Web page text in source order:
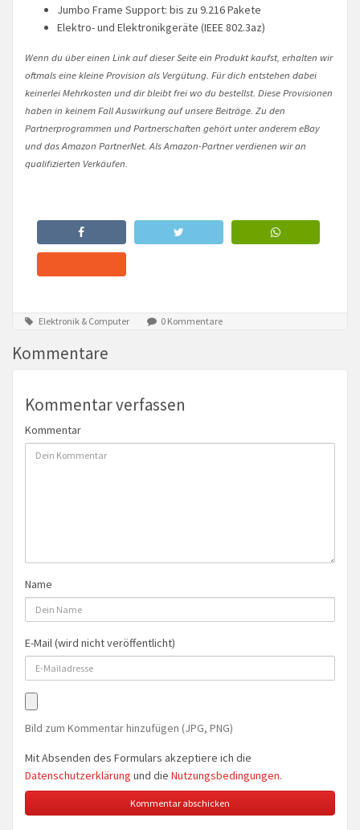
Jumbo Frame Support: bis zu 9.216 Pakete
Elektro- und Elektronikgeräte (IEEE 802.3az)
Wenn du über einen Link auf dieser Seite ein Produkt kaufst, erhalten wir
oftmals eine kleine Provision als Vergütung. Für dich entstehen dabei
keinerlei Mehrkosten und dir bleibt frei wo du bestellst. Diese Provisionen
haben in keinem Fall Auswirkung auf unsere Beiträge. Zu den
Partnerprogrammen und Partnerschaften gehört unter anderem eBay
und das Amazon PartnerNet. Als Amazon-Partner verdienen wir an
qualifizierten Verkäufen.
Elektronik & Computer 0 Kommentare
Kommentare
Kommentar verfassen
Kommentar
Name
E-Mail (wird nicht veröffentlicht)
Bild zum Kommentar hinzufügen (JPG, PNG)
Mit Absenden des Formulars akzeptiere ich die
Datenschutzerklärung und die Nutzungsbedingungen.